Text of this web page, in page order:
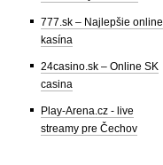
777.sk – Najlepšie online
kasína
24casino.sk – Online SK
casina
Play-Arena.cz - live
streamy pre Čechov